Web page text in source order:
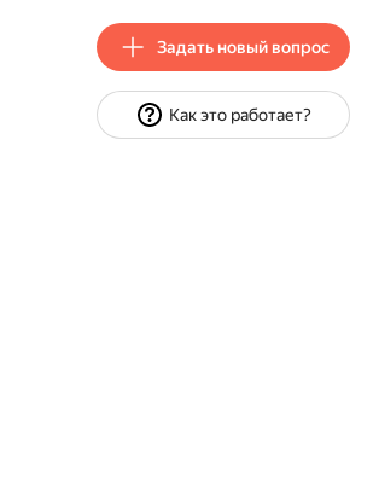
Задать новый вопрос
Как это работает?